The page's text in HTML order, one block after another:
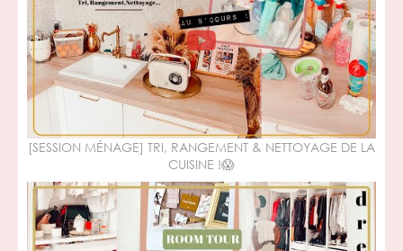
[SESSION MÉNAGE] TRI, RANGEMENT & NETTOYAGE DE LA
CUISINE !😱